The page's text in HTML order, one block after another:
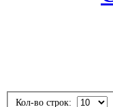
Кол-во строк: